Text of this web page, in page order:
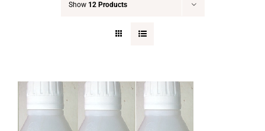
Tin tức
Liên hệ
Show 12 Products